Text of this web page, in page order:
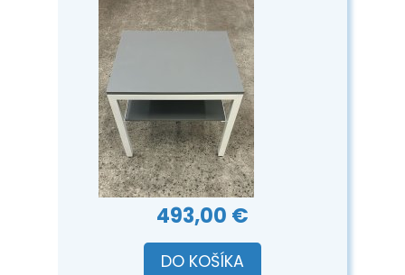
493,00 €
DO KOŠÍKA